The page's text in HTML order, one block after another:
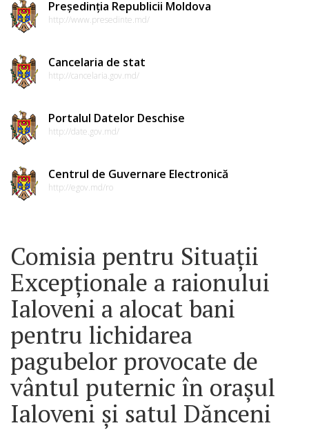
Președinția Republicii Moldova
http://www.presedinte.md/
Cancelaria de stat
http://cancelaria.gov.md/
Portalul Datelor Deschise
http://date.gov.md/
Centrul de Guvernare Electronică
http://egov.md/ro
Comisia pentru Situații
Excepționale a raionului
Ialoveni a alocat bani
pentru lichidarea
pagubelor provocate de
vântul puternic în orașul
Ialoveni și satul Dănceni